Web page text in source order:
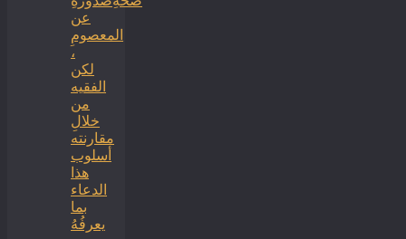
عن
المعصومِ
،
لكن
الفقيه
من
خلالِ
مقارنته
أسلوب
هذا
الدعاء
بما
يعرفُهُ